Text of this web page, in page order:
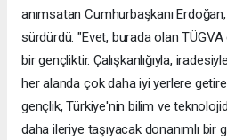
anımsatan Cumhurbaşkanı
sürdürdü: "Evet, burada olan
bir gençliktir. Çalışkanlığıyla,
her alanda çok daha iyi yerlere
gençlik, Türkiye'nin bilim ve
daha ileriye taşıyacak donanımlı bir